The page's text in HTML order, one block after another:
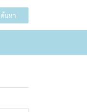
ค้นหา